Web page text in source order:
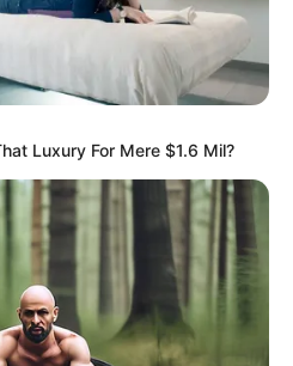
megvárják, hogy a hajók
kötöttek olyan
ésLíbia. Az EU jelentős
cserébe szigorúbb
Luxury For Mere $1.6 Mil?